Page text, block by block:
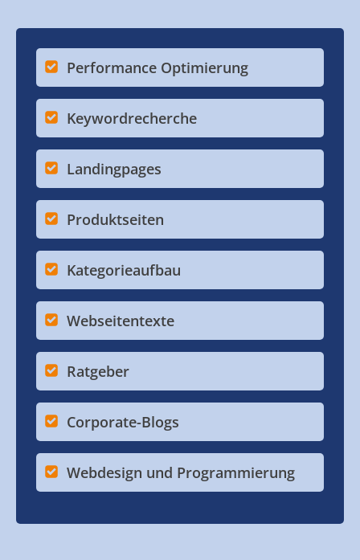
Performance Optimierung
Keywordrecherche
Landingpages
Produktseiten
Kategorieaufbau
Webseitentexte
Ratgeber
Corporate-Blogs
Webdesign und Programmierung